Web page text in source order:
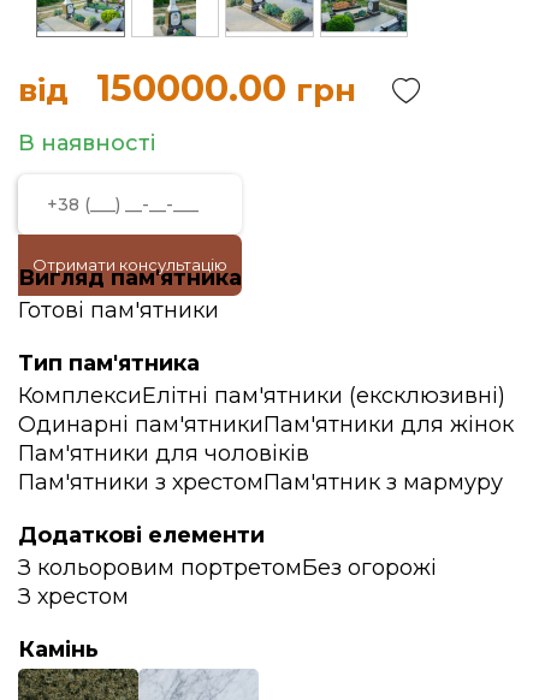
від 150000.00 грн
В наявності
Отримати консультацію
Вигляд пам'ятника
Готові пам'ятники
Тип пам'ятника
КомплексиЕлітні пам'ятники (ексклюзивні)
Одинарні пам'ятникиПам'ятники для жінок
Пам'ятники для чоловіків
Пам'ятники з хрестомПам'ятник з мармуру
Додаткові елементи
З кольоровим портретомБез огорожі
З хрестом
Камінь